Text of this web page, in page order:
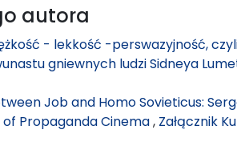
autora
- lekkość -perswazyjność,
gniewnych ludzi Sidneya
Job and Homo Sovieticus:
Propaganda Cinema, Załącznik